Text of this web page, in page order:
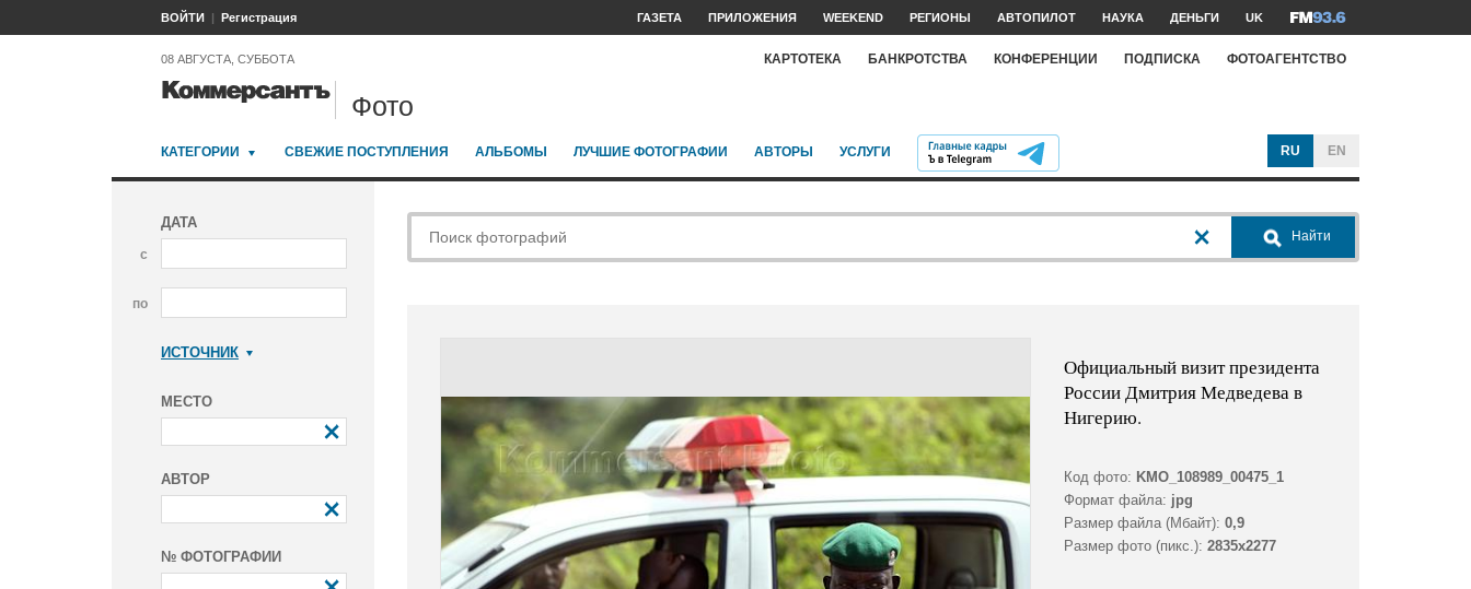
ВОЙТИ Регистрация ГАЗЕТА ПРИЛОЖЕНИЯ WEEKEND РЕГИОНЫ АВТОПИЛОТ НАУКА ДЕНЬГИ UK
08 АВГУСТА, СУББОТА КАРТОТЕКА БАНКРОТСТВА КОНФЕРЕНЦИИ ПОДПИСКА ФОТОАГЕНТСТВО
Фото
КАТЕГОРИИ СВЕЖИЕ ПОСТУПЛЕНИЯ АЛЬБОМЫ ЛУЧШИЕ ФОТОГРАФИИ АВТОРЫ УСЛУГИ RU EN
ДАТА
с
по
ИСТОЧНИК
МЕСТО
АВТОР
№ ФОТОГРАФИИ
Найти
Официальный визит президента
России Дмитрия Медведева в
Нигерию.
Код фото: KMO_108989_00475_1
Формат файла: jpg
Размер файла (Мбайт): 0,9
Размер фото (пикс.): 2835x2277